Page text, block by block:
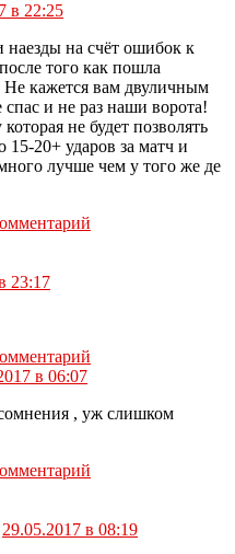
в 22:25
наезды на счёт ошибок к
того как пошла
Не кажется вам двуличным
и не раз наши ворота!
не будет позволять
15-20+ ударов за матч и
лучше чем у того же де
23:17
в 06:07
, уж слишком
29.05.2017 в 08:19